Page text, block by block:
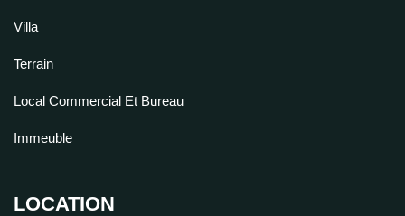
Villa
Terrain
Local Commercial Et Bureau
Immeuble
LOCATION